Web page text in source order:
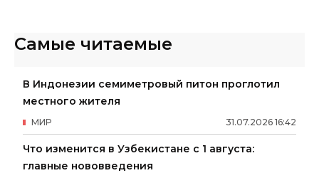
Самые читаемые
В Индонезии семиметровый питон проглотил
местного жителя
31.07.2026 16:42
МИР
Что изменится в Узбекистане с 1 августа:
главные нововведения